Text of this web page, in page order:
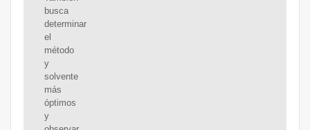
busca
determinar
el
método
y
solvente
más
óptimos
y